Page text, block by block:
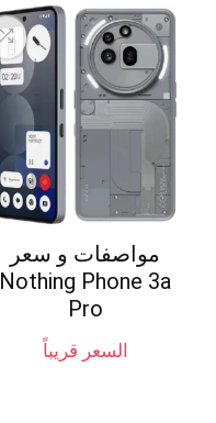
مواصفات و سعر
Nothing Phone 3a
Pro
السعر قريباً